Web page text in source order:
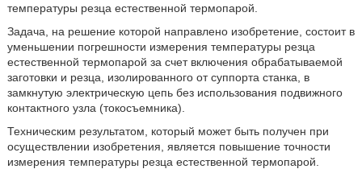
температуры резца естественной термопарой.
Задача, на решение которой направлено изобретение, состоит в
уменьшении погрешности измерения температуры резца
естественной термопарой за счет включения обрабатываемой
заготовки и резца, изолированного от суппорта станка, в
замкнутую электрическую цепь без использования подвижного
контактного узла (токосъемника).
Техническим результатом, который может быть получен при
осуществлении изобретения, является повышение точности
измерения температуры резца естественной термопарой.